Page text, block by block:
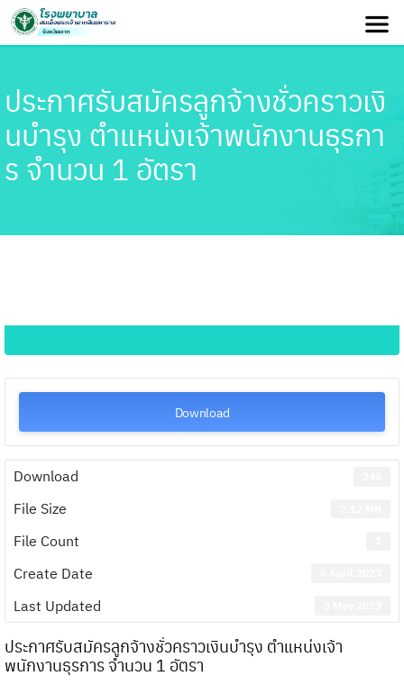
ประกาศรับสมัครลูกจ้างชั่วคราวเงิ
นบำรุง ตำแหน่งเจ้าพนักงานธุรกา
ร จำนวน 1 อัตรา
Download
Download
File Size
File Count
Create Date
Last Updated
ประกาศรับสมัครลูกจ้างชั่วคราวเงินบำรุง ตำแหน่งเจ้า
พนักงานธุรการ จำนวน 1 อัตรา